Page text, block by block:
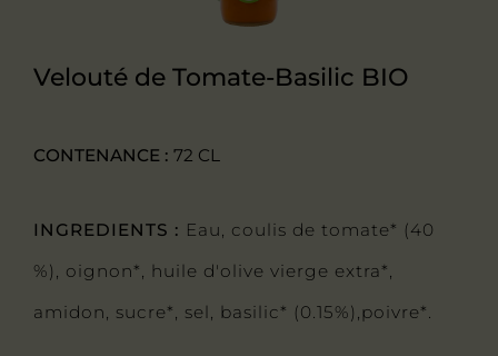
Velouté de Tomate-Basilic BIO
CONTENANCE : 72 CL
INGREDIENTS : Eau, coulis de tomate* (40
%), oignon*, huile d'olive vierge extra*,
amidon, sucre*, sel, basilic* (0.15%),poivre*.